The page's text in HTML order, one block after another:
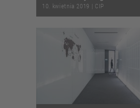
10. kwietnia 2019 | CIP